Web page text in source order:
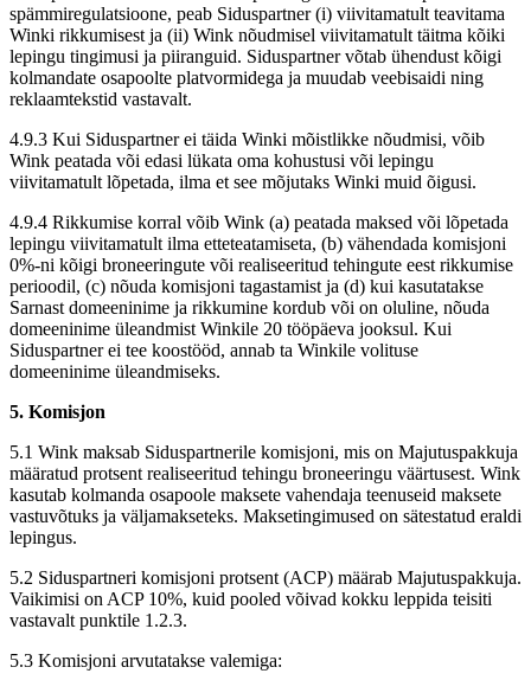
spämmiregulatsioone, peab Siduspartner (i) viivitamatult teavitama
Winki rikkumisest ja (ii) Wink nõudmisel viivitamatult täitma kõiki
lepingu tingimusi ja piiranguid. Siduspartner võtab ühendust kõigi
kolmandate osapoolte platvormidega ja muudab veebisaidi ning
reklaamtekstid vastavalt.
4.9.3 Kui Siduspartner ei täida Winki mõistlikke nõudmisi, võib
Wink peatada või edasi lükata oma kohustusi või lepingu
viivitamatult lõpetada, ilma et see mõjutaks Winki muid õigusi.
4.9.4 Rikkumise korral võib Wink (a) peatada maksed või lõpetada
lepingu viivitamatult ilma etteteatamiseta, (b) vähendada komisjoni
0%-ni kõigi broneeringute või realiseeritud tehingute eest rikkumise
perioodil, (c) nõuda komisjoni tagastamist ja (d) kui kasutatakse
Sarnast domeeninime ja rikkumine kordub või on oluline, nõuda
domeeninime üleandmist Winkile 20 tööpäeva jooksul. Kui
Siduspartner ei tee koostööd, annab ta Winkile volituse
domeeninime üleandmiseks.
5. Komisjon
5.1 Wink maksab Siduspartnerile komisjoni, mis on Majutuspakkuja
määratud protsent realiseeritud tehingu broneeringu väärtusest. Wink
kasutab kolmanda osapoole maksete vahendaja teenuseid maksete
vastuvõtuks ja väljamakseteks. Maksetingimused on sätestatud eraldi
lepingus.
5.2 Siduspartneri komisjoni protsent (ACP) määrab Majutuspakkuja.
Vaikimisi on ACP 10%, kuid pooled võivad kokku leppida teisiti
vastavalt punktile 1.2.3.
5.3 Komisjoni arvutatakse valemiga: